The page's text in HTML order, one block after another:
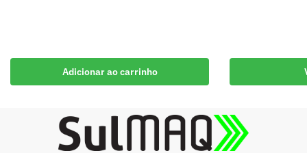
Adicionar ao carrinho